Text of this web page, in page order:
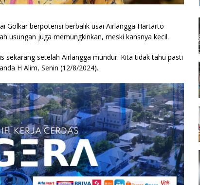
Golkar berpotensi berbalik usai Airlangga Hartarto
usungan juga memungkinkan, meski kansnya kecil.
sekarang setelah Airlangga mundur. Kita tidak tahu pasti
H Alim, Senin (12/8/2024).